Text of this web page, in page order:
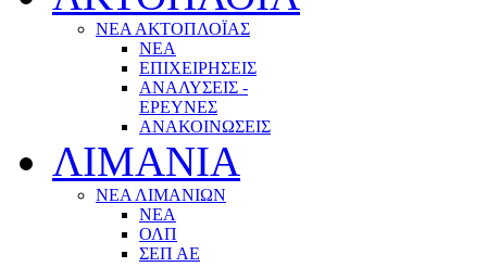
ΝΕΑ ΑΚΤΟΠΛΟΪΑΣ
ΝΕΑ
ΕΠΙΧΕΙΡΗΣΕΙΣ
ΑΝΑΛΥΣΕΙΣ -
ΕΡΕΥΝΕΣ
ΑΝΑΚΟΙΝΩΣΕΙΣ
ΛΙΜΑΝΙΑ
ΝΕΑ ΛΙΜΑΝΙΩΝ
ΝΕΑ
ΟΛΠ
ΣΕΠ ΑΕ